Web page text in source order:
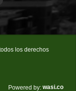
los derechos
Powered by: wasi.co